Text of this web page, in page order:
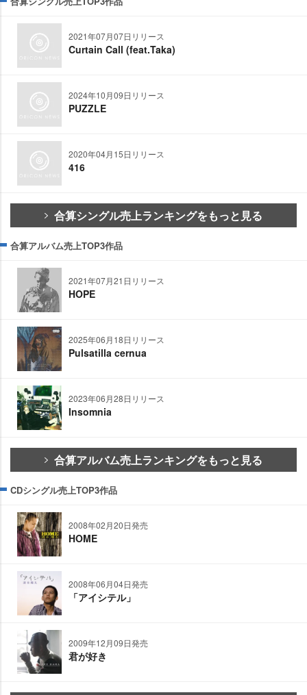
2021年07月07日リリース
Curtain Call (feat.Taka)
2024年10月09日リリース
PUZZLE
2020年04月15日リリース
416
合算シングル売上ランキングをもっと見る
合算アルバム売上TOP3作品
2021年07月21日リリース
HOPE
2025年06月18日リリース
Pulsatilla cernua
2023年06月28日リリース
Insomnia
合算アルバム売上ランキングをもっと見る
CDシングル売上TOP3作品
2008年02月20日発売
HOME
2008年06月04日発売
「アイシテル」
2009年12月09日発売
君が好き